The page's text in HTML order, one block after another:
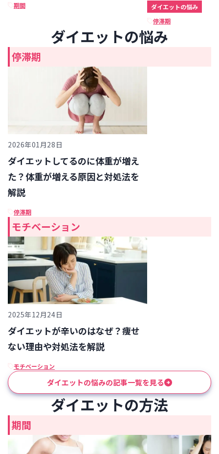
期間
ダイエットの悩み
停滞期
ダイエットの悩み
停滞期
2026年01月28日
ダイエットしてるのに体重が増え
た？体重が増える原因と対処法を
解説
停滞期
モチベーション
2025年12月24日
ダイエットが辛いのはなぜ？痩せ
ない理由や対処法を解説
モチベーション
ダイエットの悩みの記事一覧を見る
ダイエットの方法
期間